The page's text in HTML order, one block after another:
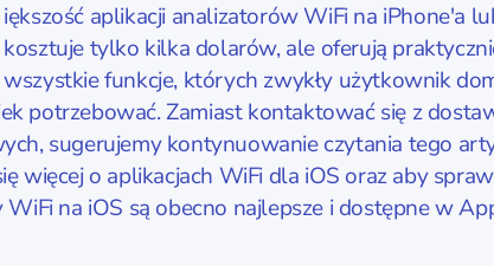
iększość aplikacji analizatorów WiFi na iPhone'a
kosztuje tylko kilka dolarów, ale oferują
wszystkie funkcje, których zwykły użytkownik
potrzebować. Zamiast kontaktować się z
sugerujemy kontynuowanie czytania tego
więcej o aplikacjach WiFi dla iOS oraz aby
na iOS są obecno najlepsze i dostępne w